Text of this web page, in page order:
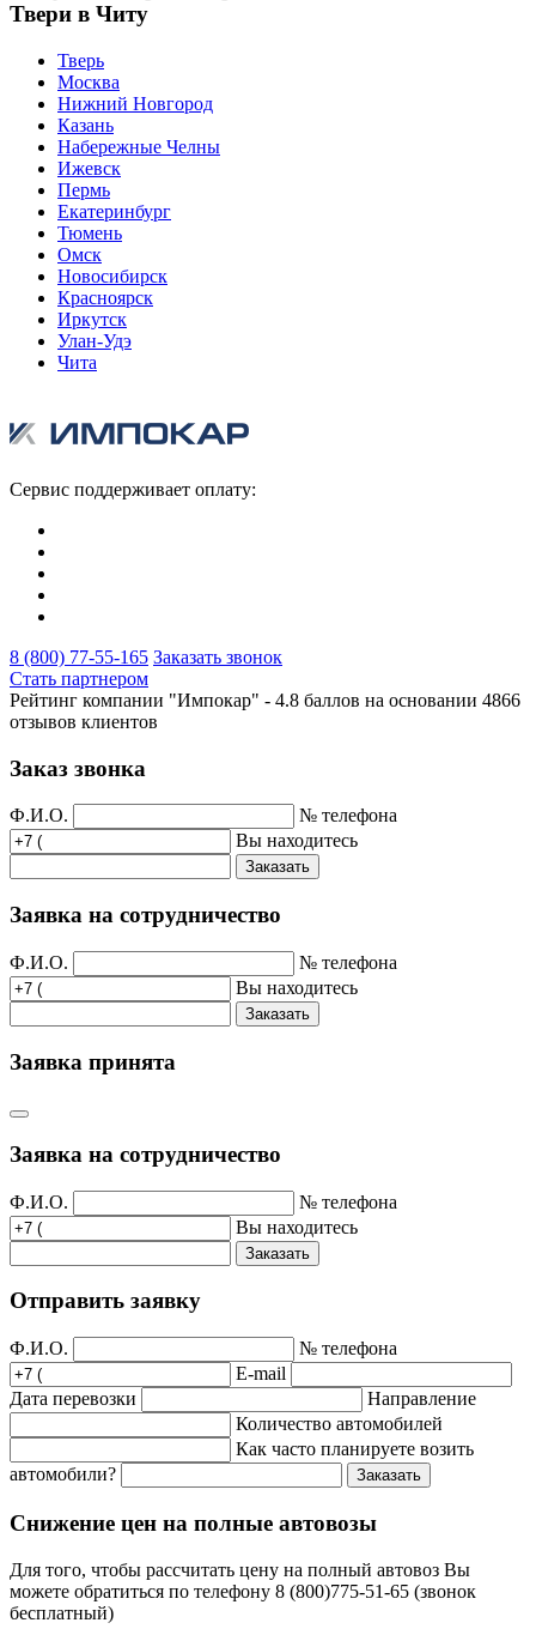
Твери в Читу
Тверь
Москва
Нижний Новгород
Казань
Набережные Челны
Ижевск
Пермь
Екатеринбург
Тюмень
Омск
Новосибирск
Красноярск
Иркутск
Улан-Удэ
Чита
Сервис поддерживает оплату:
8 (800) 77-55-165 Заказать звонок
Стать партнером
Рейтинг компании "Импокар" - 4.8 баллов на основании 4866
отзывов клиентов
Заказ звонка
Ф.И.О.
№ телефона
Вы находитесь
Заказать
Заявка на сотрудничество
Ф.И.О.
№ телефона
Вы находитесь
Заказать
Заявка принята
Заявка на сотрудничество
Ф.И.О.
№ телефона
Вы находитесь
Заказать
Отправить заявку
Ф.И.О.
№ телефона
E-mail
Дата перевозки
Направление
Количество автомобилей
Как часто планируете возить
автомобили?
Заказать
Снижение цен на полные автовозы
Для того, чтобы рассчитать цену на полный автовоз Вы
можете обратиться по телефону 8 (800)775-51-65 (звонок
бесплатный)